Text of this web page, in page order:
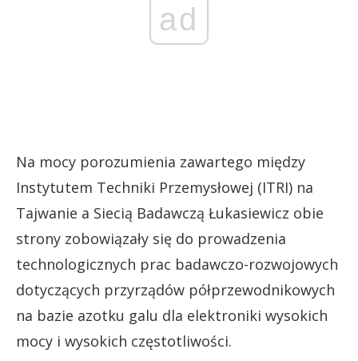
ad
Na mocy porozumienia zawartego między
Instytutem Techniki Przemysłowej (ITRI) na
Tajwanie a Siecią Badawczą Łukasiewicz obie
strony zobowiązały się do prowadzenia
technologicznych prac badawczo-rozwojowych
dotyczących przyrządów półprzewodnikowych
na bazie azotku galu dla elektroniki wysokich
mocy i wysokich częstotliwości.